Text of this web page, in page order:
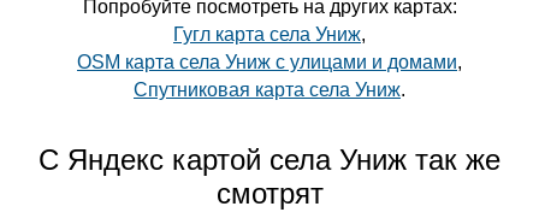
Попробуйте посмотреть на других картах:
Гугл карта села Униж,
OSM карта села Униж с улицами и домами,
Спутниковая карта села Униж.
С Яндекс картой села Униж так же
смотрят